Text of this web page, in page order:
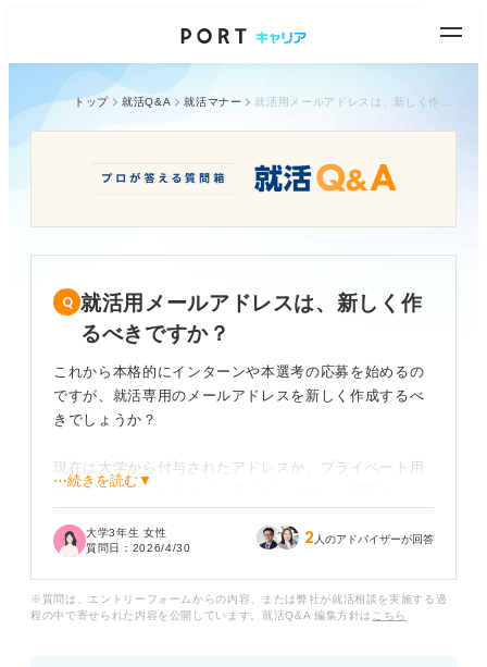
トップ 就活Q&A 就活マナー
就活用メールアドレスは、新しく作
るべきですか？
これから本格的にインターンや本選考の応募を始めるの
ですが、就活専用のメールアドレスを新しく作成するべ
きでしょうか？
現在は大学から付与されたアドレスか、プライベート用
のフリーメールを使おうと考えていますが、問題ないか
る」と意見がわかれていて、ますます迷っています。
⋯続きを読む▼
大学3年生 女性
質問日： 2026/4/30 2 人のアドバイザーが回答
※質問は、エントリーフォームからの内容、または弊社が就活相談を実施する過
程の中で寄せられた内容を公開しています。就活Q&A 編集方針は こちら